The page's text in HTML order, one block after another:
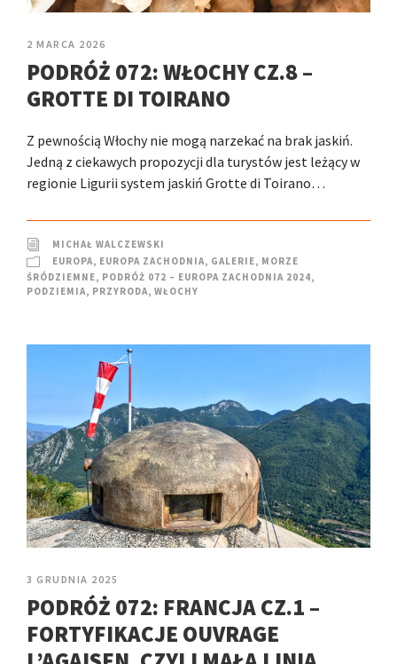
2 MARCA 2026
PODRÓŻ 072: WŁOCHY CZ.8 –
GROTTE DI TOIRANO
Z pewnością Włochy nie mogą narzekać na brak jaskiń.
Jedną z ciekawych propozycji dla turystów jest leżący w
regionie Ligurii system jaskiń Grotte di Toirano…
MICHAŁ WALCZEWSKI
EUROPA, EUROPA ZACHODNIA, GALERIE, MORZE
ŚRÓDZIEMNE, PODRÓŻ 072 – EUROPA ZACHODNIA 2024,
PODZIEMIA, PRZYRODA, WŁOCHY
3 GRUDNIA 2025
PODRÓŻ 072: FRANCJA CZ.1 –
FORTYFIKACJE OUVRAGE